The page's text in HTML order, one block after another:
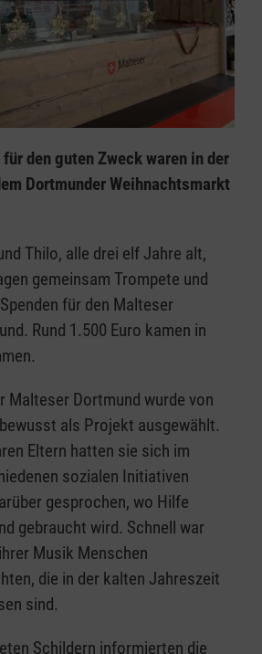
den guten Zweck waren in der
Dortmunder Weihnachtsmarkt
Thilo, alle drei elf Jahre alt,
gemeinsam Trompete und
für den Malteser
Rund 1.500 Euro kamen in
Malteser Dortmund wurde von
als Projekt ausgewählt.
Eltern hatten sie sich im
sozialen Initiativen
gesprochen, wo Hilfe
gebraucht wird. Schnell war
Musik Menschen
die in der kalten Jahreszeit
sind.
Schildern informierten die